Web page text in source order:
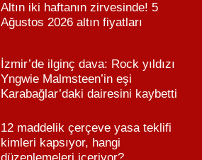
Altın iki haftanın zirvesinde! 5
Ağustos 2026 altın fiyatları
İzmir’de ilginç dava: Rock yıldızı
Yngwie Malmsteen’in eşi
Karabağlar’daki dairesini kaybetti
12 maddelik çerçeve yasa teklifi
kimleri kapsıyor, hangi